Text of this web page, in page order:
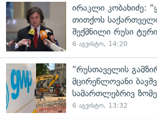
ირაკლი კობახიძე:
თითქოს
შექმნილი რუსი
6 აგვისტო, 14:20
"რუსთაველის
მცირეწლოვანი
სამართლებრივ
6 აგვისტო, 13:32